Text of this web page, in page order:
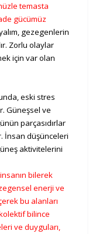
temasta
gücümüz
gezegenlerin
Zorlu olaylar
için var olan
eski stres
Güneşsel ve
parçasıdırlar
İnsan düşünceleri
aktivitelerini
bilerek
enerji ve
bu alanları
bilince
ve duyguları,